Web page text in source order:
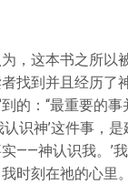
，这本书之所以
找到并且经历了
的：“最重要的事
认识神’这件事，
——神认识我。’
时刻在祂的心里